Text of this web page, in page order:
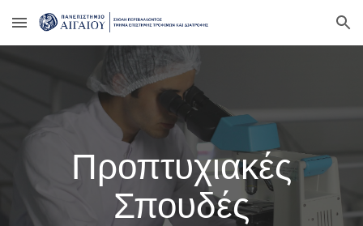
Skip to main content Skip to navigation
Προπτυχιακές
Σπουδές